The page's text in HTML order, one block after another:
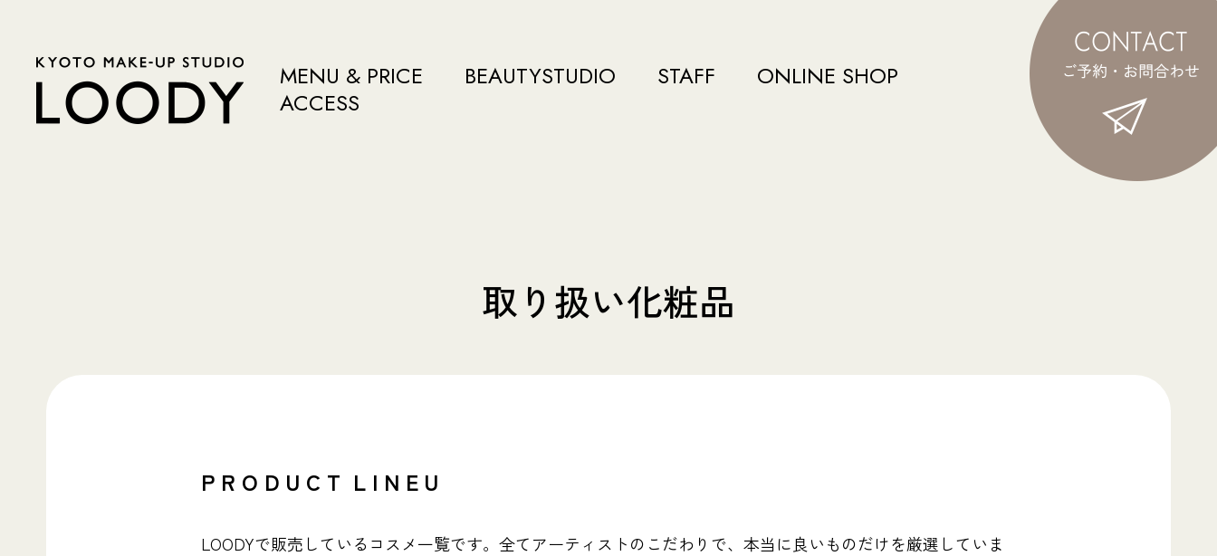
MENU & PRICE BEAUTYSTUDIO STAFF
ONLINE SHOP
ACCESS
取り扱い化粧品
P R O D U C T L I N E U
LOODYで販売しているコスメ一覧です。全てアーティストのこだわりで、本当に良いものだけを厳選していま